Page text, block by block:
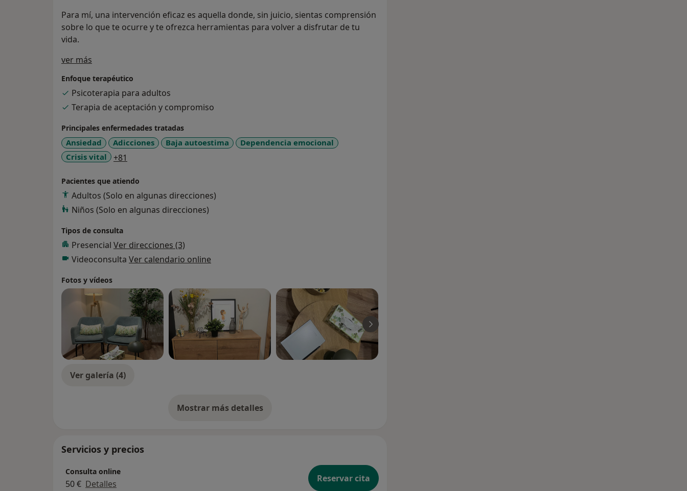
Para mí, una intervención eficaz es aquella donde, sin juicio, sientas comprensión
sobre lo que te ocurre y te ofrezca herramientas para volver a disfrutar de tu
vida.
ver más
Enfoque terapéutico
Psicoterapia para adultos
Terapia de aceptación y compromiso
Principales enfermedades tratadas
Ansiedad Adicciones Baja autoestima
Dependencia emocional
Crisis vital
+81
Pacientes que atiendo
Adultos (Solo en algunas direcciones)
Niños (Solo en algunas direcciones)
Tipos de consulta
Presencial Ver direcciones (3)
Videoconsulta Ver calendario online
Fotos y vídeos
Ver galería (4)
Mostrar más detalles
sobre la experiencia
Servicios y precios
Consulta online
50 € Detalles Reservar cita